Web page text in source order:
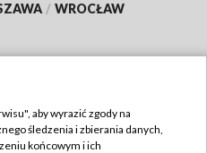
/ WROCŁAW
aby wyrazić zgody na
śledzenia i zbierania danych,
końcowym i ich